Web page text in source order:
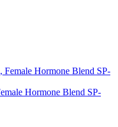
Hormone Blend SP-